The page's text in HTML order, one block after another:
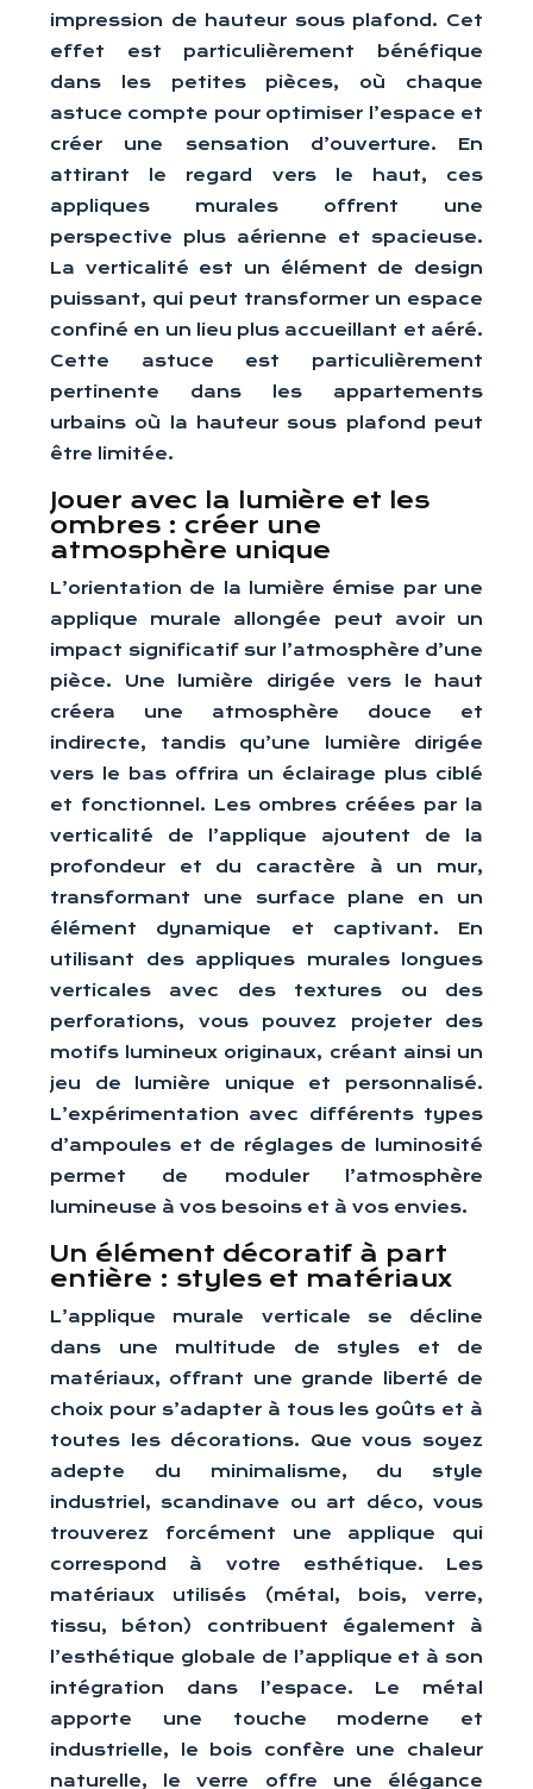
impression de hauteur sous plafond. Cet
effet est particulièrement bénéfique
dans les petites pièces, où chaque
astuce compte pour optimiser l’espace et
créer une sensation d’ouverture. En
attirant le regard vers le haut, ces
appliques murales offrent une
perspective plus aérienne et spacieuse.
La verticalité est un élément de design
puissant, qui peut transformer un espace
confiné en un lieu plus accueillant et aéré.
Cette astuce est particulièrement
pertinente dans les appartements
urbains où la hauteur sous plafond peut
être limitée.
Jouer avec la lumière et les
ombres : créer une
atmosphère unique
L’orientation de la lumière émise par une
applique murale allongée peut avoir un
impact significatif sur l’atmosphère d’une
pièce. Une lumière dirigée vers le haut
créera une atmosphère douce et
indirecte, tandis qu’une lumière dirigée
vers le bas offrira un éclairage plus ciblé
et fonctionnel. Les ombres créées par la
verticalité de l’applique ajoutent de la
profondeur et du caractère à un mur,
transformant une surface plane en un
élément dynamique et captivant. En
utilisant des appliques murales longues
verticales avec des textures ou des
perforations, vous pouvez projeter des
motifs lumineux originaux, créant ainsi un
jeu de lumière unique et personnalisé.
L’expérimentation avec différents types
d’ampoules et de réglages de luminosité
permet de moduler l’atmosphère
lumineuse à vos besoins et à vos envies.
Un élément décoratif à part
entière : styles et matériaux
L’applique murale verticale se décline
dans une multitude de styles et de
matériaux, offrant une grande liberté de
choix pour s’adapter à tous les goûts et à
toutes les décorations. Que vous soyez
adepte du minimalisme, du style
industriel, scandinave ou art déco, vous
trouverez forcément une applique qui
correspond à votre esthétique. Les
matériaux utilisés (métal, bois, verre,
tissu, béton) contribuent également à
l’esthétique globale de l’applique et à son
intégration dans l’espace. Le métal
apporte une touche moderne et
industrielle, le bois confère une chaleur
naturelle, le verre offre une élégance